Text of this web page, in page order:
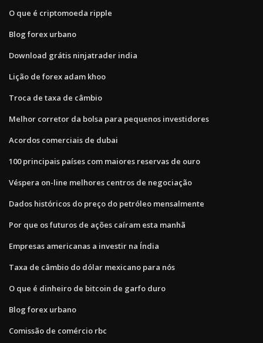
O que é criptomoeda ripple
Blog forex urbano
Download grátis ninjatrader india
Lição de forex adam khoo
Troca de taxa de câmbio
Melhor corretor da bolsa para pequenos investidores
Acordos comerciais de dubai
100 principais países com maiores reservas de ouro
Véspera on-line melhores centros de negociação
Dados históricos do preço do petróleo mensalmente
Por que os futuros de ações caíram esta manhã
Empresas americanas a investir na Índia
Taxa de câmbio do dólar mexicano para nós
O que é dinheiro de bitcoin de garfo duro
Blog forex urbano
Comissão de comércio rbc